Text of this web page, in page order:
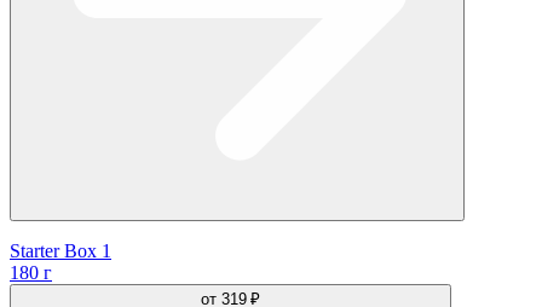
Starter Box 1
180 г
от 319 ₽